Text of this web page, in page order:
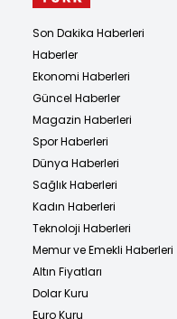
Son Dakika Haberleri
Haberler
Ekonomi Haberleri
Güncel Haberler
Magazin Haberleri
Spor Haberleri
Dünya Haberleri
Sağlık Haberleri
Kadın Haberleri
Teknoloji Haberleri
Memur ve Emekli Haberleri
Altın Fiyatları
Dolar Kuru
Euro Kuru